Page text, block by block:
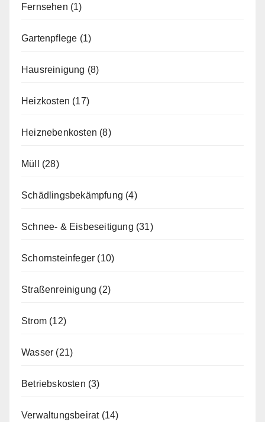
Fernsehen (1)
Gartenpflege (1)
Hausreinigung (8)
Heizkosten (17)
Heiznebenkosten (8)
Müll (28)
Schädlingsbekämpfung (4)
Schnee- & Eisbeseitigung (31)
Schornsteinfeger (10)
Straßenreinigung (2)
Strom (12)
Wasser (21)
Betriebskosten (3)
Verwaltungsbeirat(14)